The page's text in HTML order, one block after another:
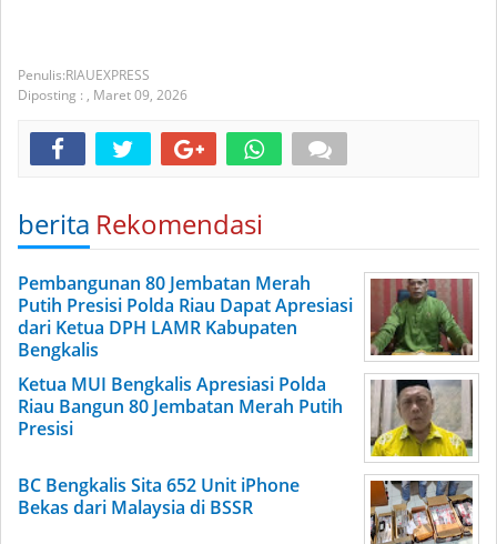
RIAUEXPRESS
Diposting : , Maret 09, 2026
berita Rekomendasi
Pembangunan 80 Jembatan Merah
Putih Presisi Polda Riau Dapat Apresiasi
dari Ketua DPH LAMR Kabupaten
Bengkalis
Ketua MUI Bengkalis Apresiasi Polda
Riau Bangun 80 Jembatan Merah Putih
Presisi
BC Bengkalis Sita 652 Unit iPhone
Bekas dari Malaysia di BSSR